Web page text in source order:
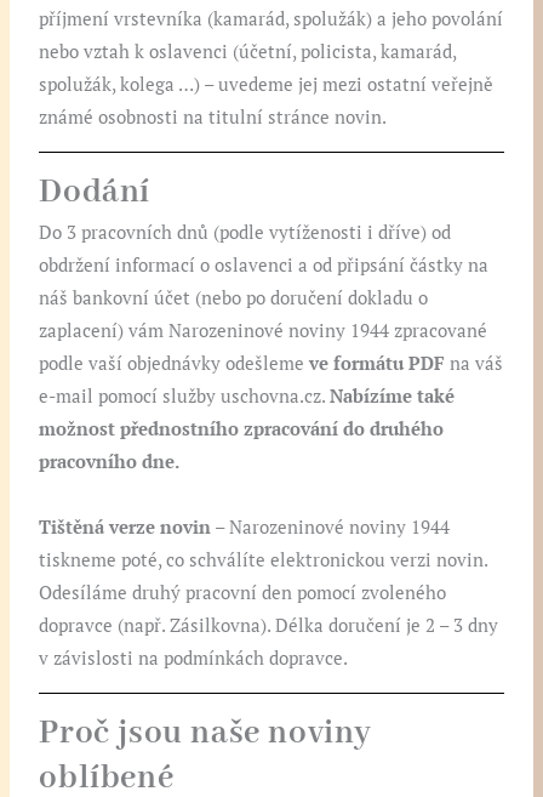
příjmení vrstevníka (kamarád, spolužák) a jeho povolání
nebo vztah k oslavenci (účetní, policista, kamarád,
spolužák, kolega …) – uvedeme jej mezi ostatní veřejně
známé osobnosti na titulní stránce novin.
Dodání
Do 3 pracovních dnů (podle vytíženosti i dříve) od
obdržení informací o oslavenci a od připsání částky na
náš bankovní účet (nebo po doručení dokladu o
zaplacení) vám Narozeninové noviny 1944 zpracované
podle vaší objednávky odešlemeve formátu PDF na váš
e-mail pomocí služby uschovna.cz.Nabízíme také
možnost přednostního zpracování do druhého
pracovního dne.
Tištěná verze novin – Narozeninové noviny 1944
tiskneme poté, co schválíte elektronickou verzi novin.
Odesíláme druhý pracovní den pomocí zvoleného
dopravce (např. Zásilkovna). Délka doručení je 2 – 3 dny
v závislosti na podmínkách dopravce.
Proč jsou naše noviny
oblíbené